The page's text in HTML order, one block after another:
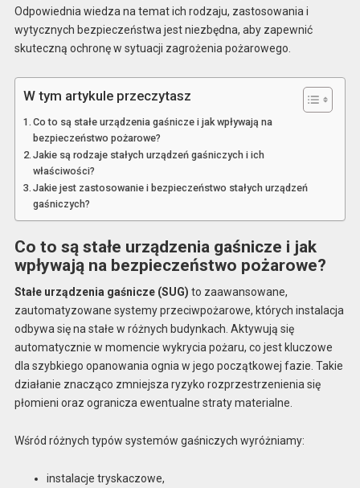
Odpowiednia wiedza na temat ich rodzaju, zastosowania i
wytycznych bezpieczeństwa jest niezbędna, aby zapewnić
skuteczną ochronę w sytuacji zagrożenia pożarowego.
W tym artykule przeczytasz
Co to są stałe urządzenia gaśnicze i jak wpływają na
bezpieczeństwo pożarowe?
Jakie są rodzaje stałych urządzeń gaśniczych i ich
właściwości?
Jakie jest zastosowanie i bezpieczeństwo stałych urządzeń
gaśniczych?
Co to są stałe urządzenia gaśnicze i jak
wpływają na bezpieczeństwo pożarowe?
Stałe urządzenia gaśnicze (SUG) to zaawansowane,
zautomatyzowane systemy przeciwpożarowe, których instalacja
odbywa się na stałe w różnych budynkach. Aktywują się
automatycznie w momencie wykrycia pożaru, co jest kluczowe
dla szybkiego opanowania ognia w jego początkowej fazie. Takie
działanie znacząco zmniejsza ryzyko rozprzestrzenienia się
płomieni oraz ogranicza ewentualne straty materialne.
Wśród różnych typów systemów gaśniczych wyróżniamy:
instalacje tryskaczowe,